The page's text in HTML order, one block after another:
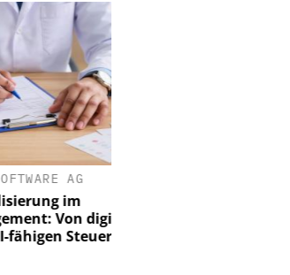
AG
im
Von digitaler
Steuerung